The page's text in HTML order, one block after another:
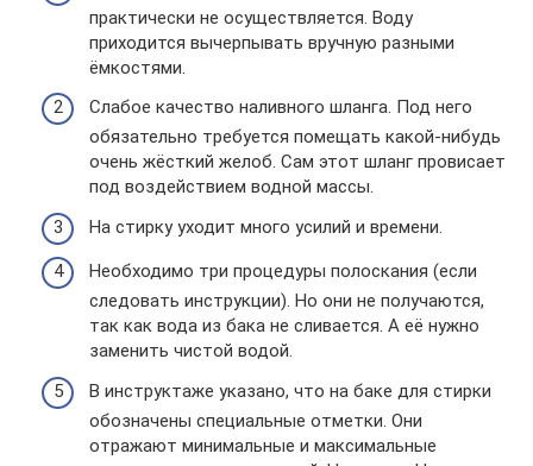
практически не осуществляется. Воду
приходится вычерпывать вручную разными
ёмкостями.
Слабое качество наливного шланга. Под него
обязательно требуется помещать какой-нибудь
очень жёсткий желоб. Сам этот шланг провисает
под воздействием водной массы.
На стирку уходит много усилий и времени.
Необходимо три процедуры полоскания (если
следовать инструкции). Но они не получаются,
так как вода из бака не сливается. А её нужно
заменить чистой водой.
В инструктаже указано, что на баке для стирки
обозначены специальные отметки. Они
отражают минимальные и максимальные